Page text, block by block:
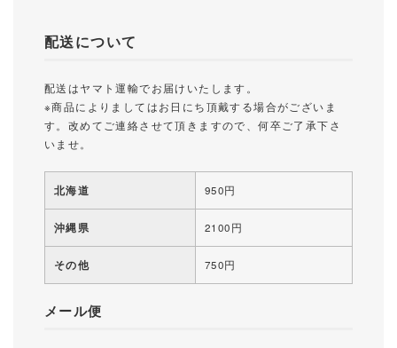
配送について
配送はヤマト運輸でお届けいたします。
※商品によりましてはお日にち頂戴する場合がございま
す。改めてご連絡させて頂きますので、何卒ご了承下さ
いませ。
北海道 950円
沖縄県 2100円
その他 750円
メール便